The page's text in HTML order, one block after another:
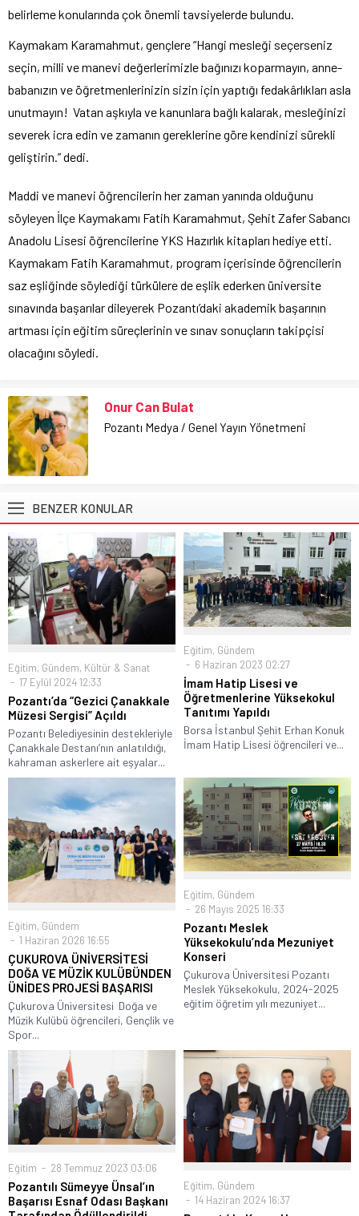
belirleme konularında çok önemli tavsiyelerde bulundu.
Kaymakam Karamahmut, gençlere “Hangi mesleği seçerseniz
seçin, milli ve manevi değerlerimizle bağınızı koparmayın, anne-
babanızın ve öğretmenlerinizin sizin için yaptığı fedakârlıkları asla
unutmayın! Vatan aşkıyla ve kanunlara bağlı kalarak, mesleğinizi
severek icra edin ve zamanın gereklerine göre kendinizi sürekli
geliştirin.” dedi.
Maddi ve manevi öğrencilerin her zaman yanında olduğunu
söyleyen İlçe Kaymakamı Fatih Karamahmut, Şehit Zafer Sabancı
Anadolu Lisesi öğrencilerine YKS Hazırlık kitapları hediye etti.
Kaymakam Fatih Karamahmut, program içerisinde öğrencilerin
saz eşliğinde söylediği türkülere de eşlik ederken üniversite
sınavında başarılar dileyerek Pozantı’daki akademik başarının
artması için eğitim süreçlerinin ve sınav sonuçların takipçisi
olacağını söyledi.
Onur Can Bulat
Pozantı Medya / Genel Yayın Yönetmeni
BENZER KONULAR
Eğitim, Gündem, Kültür & Sanat
17 Eylül 2024 12:33
Pozantı’da “Gezici Çanakkale
Müzesi Sergisi” Açıldı
Pozantı Belediyesinin destekleriyle
Çanakkale Destanı’nın anlatıldığı,
kahraman askerlere ait eşyalar...
Eğitim, Gündem
6 Haziran 2023 02:27
İmam Hatip Lisesi ve
Öğretmenlerine Yüksekokul
Tanıtımı Yapıldı
Borsa İstanbul Şehit Erhan Konuk
İmam Hatip Lisesi öğrencileri ve...
Eğitim, Gündem
1 Haziran 2026 16:55
ÇUKUROVA ÜNİVERSİTESİ
DOĞA VE MÜZİK KULÜBÜNDEN
ÜNİDES PROJESİ BAŞARISI
Çukurova Üniversitesi Doğa ve
Müzik Kulübü öğrencileri, Gençlik ve
Spor...
Eğitim, Gündem
26 Mayıs 2025 16:33
Pozantı Meslek
Yüksekokulu’nda Mezuniyet
Konseri
Çukurova Üniversitesi Pozantı
Meslek Yüksekokulu, 2024-2025
eğitim öğretim yılı mezuniyet...
Eğitim 28 Temmuz 2023 03:06
Pozantılı Sümeyye Ünsal’ın
Başarısı Esnaf Odası Başkanı
Eğitim, Gündem
14 Haziran 2024 16:37